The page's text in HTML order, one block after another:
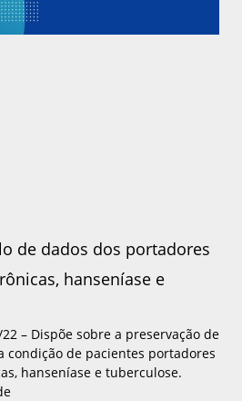
de dados dos portadores
hanseníase e
– Dispõe sobre a preservação de
condição de pacientes portadores
hanseníase e tuberculose.